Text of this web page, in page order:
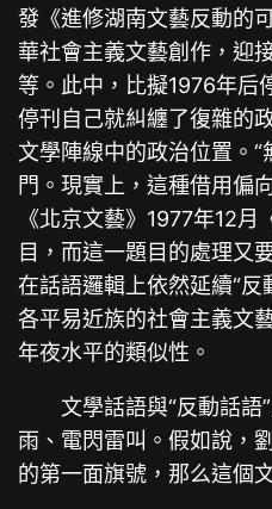
發《進修湖南文藝反動的
華社會主義文藝創作，迎
等。此中，比擬1976年后
停刊自己就糾纏了復雜的
文學陣線中的政治位置。“
門。現實上，這種借用偏
《北京文藝》1977年12
目，而這一題目的處理又
在話語邏輯上依然延續“
各平易近族的社會主義文
年夜水平的類似性。
文學話語與“反動話
雨、電閃雷叫。假如說，
的第一面旗號，那么這個